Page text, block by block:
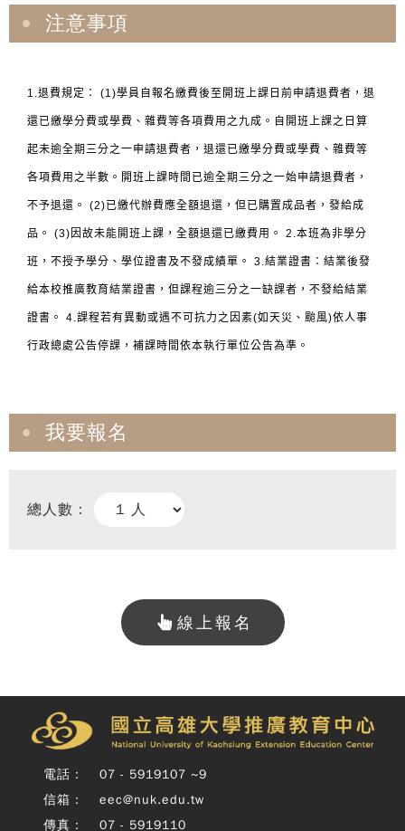
注意事項
1.退費規定： (1)學員自報名繳費後至開班上課日前申請退費者，退
還已繳學分費或學費、雜費等各項費用之九成。自開班上課之日算
起未逾全期三分之一申請退費者，退還已繳學分費或學費、雜費等
各項費用之半數。開班上課時間已逾全期三分之一始申請退費者，
不予退還。 (2)已繳代辦費應全額退還，但已購置成品者，發給成
品。 (3)因故未能開班上課，全額退還已繳費用。 2.本班為非學分
班，不授予學分、學位證書及不發成績單。 3.結業證書：結業後發
給本校推廣教育結業證書，但課程逾三分之一缺課者，不發給結業
證書。 4.課程若有異動或遇不可抗力之因素(如天災、颱風)依人事
行政總處公告停課，補課時間依本執行單位公告為準。
我要報名
總人數：
線上報名
電話：
07 - 5919107 ~9
信箱：
eec@nuk.edu.tw
傳真：
07 - 5919110